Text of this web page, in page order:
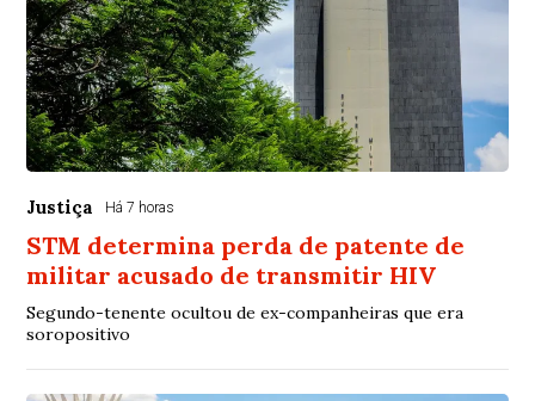
Justiça Há 7 horas
STM determina perda de patente de
militar acusado de transmitir HIV
Segundo-tenente ocultou de ex-companheiras que era
soropositivo